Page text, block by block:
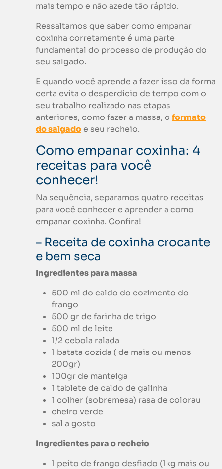
mais tempo e não azede tão rápido.
Ressaltamos que saber como empanar
coxinha corretamente é uma parte
fundamental do processo de produção do
seu salgado.
E quando você aprende a fazer isso da forma
certa evita o desperdício de tempo com o
seu trabalho realizado nas etapas
anteriores, como fazer a massa, o formato
do salgado e seu recheio.
Como empanar coxinha: 4
receitas para você
conhecer!
Na sequência, separamos quatro receitas
para você conhecer e aprender a como
empanar coxinha. Confira!
– Receita de coxinha crocante
e bem seca
Ingredientes para massa
500 ml do caldo do cozimento do
frango
500 gr de farinha de trigo
500 ml de leite
1/2 cebola ralada
1 batata cozida ( de mais ou menos
200gr)
100gr de manteiga
1 tablete de caldo de galinha
1 colher (sobremesa) rasa de colorau
cheiro verde
sal a gosto
Ingredientes para o recheio
1 peito de frango desfiado (1kg mais ou